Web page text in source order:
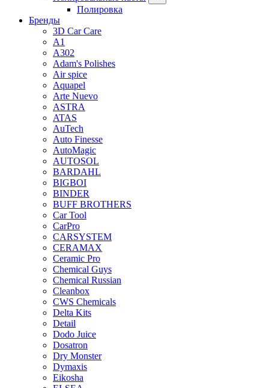
Полировка
Бренды
3D Car Care
A1
A302
Adam's Polishes
Air spice
Aquapel
Arte Nuevo
ASTRA
ATAS
AuTech
Auto Finesse
AutoMagic
AUTOSOL
BARDAHL
BIGBOI
BINDER
BUFF BROTHERS
Car Tool
CarPro
CARSYSTEM
CERAMAX
Ceramic Pro
Chemical Guys
Chemical Russian
Cleanbox
CWS Chemicals
Delta Kits
Detail
Dodo Juice
Dosatron
Dry Monster
Dymaxis
Eikosha